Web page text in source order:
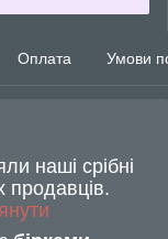
Оплата Умови
наші срібні
продавців.